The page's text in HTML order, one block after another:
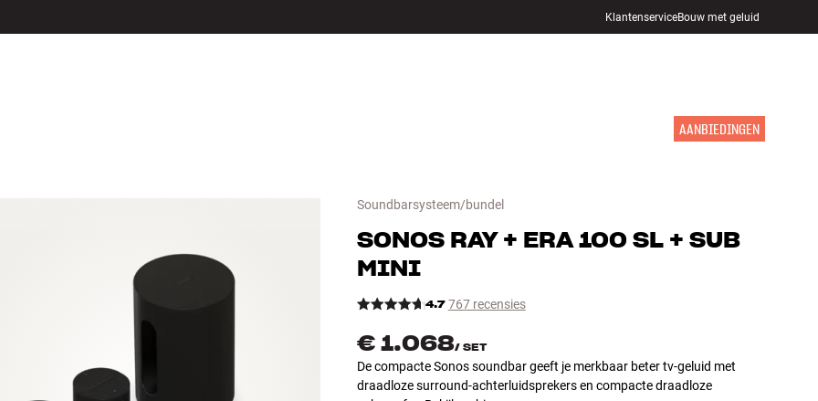
KlantenserviceBouw met geluid
AANBIEDINGEN
Soundbarsysteem/bundel
SONOS RAY + ERA 100 SL + SUB
MINI
4.7 767 recensies
€ 1.068/ SET
De compacte Sonos soundbar geeft je merkbaar beter tv-geluid met
draadloze surround-achterluidsprekers en compacte draadloze